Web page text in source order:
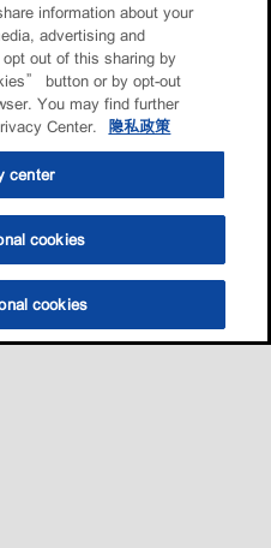
查找门店
information about your
advertising and
out of this sharing by
button or by opt-out
You may find further
Center.
隐私政策
center
cookies
cookies